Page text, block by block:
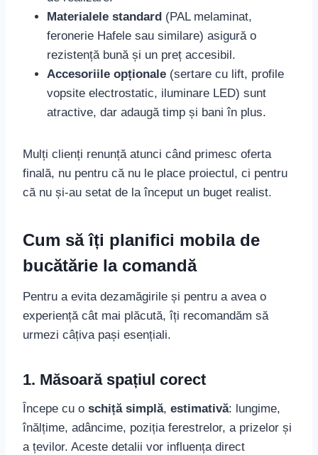
Materialele standard (PAL melaminat,
feronerie Hafele sau similare) asigură o
rezistență bună și un preț accesibil.
Accesoriile opționale (sertare cu lift, profile
vopsite electrostatic, iluminare LED) sunt
atractive, dar adaugă timp și bani în plus.
Mulți clienți renunță atunci când primesc oferta
finală, nu pentru că nu le place proiectul, ci pentru
că nu și-au setat de la început un buget realist.
Cum să îți planifici mobila de
bucătărie la comandă
Pentru a evita dezamăgirile și pentru a avea o
experiență cât mai plăcută, îți recomandăm să
urmezi câțiva pași esențiali.
1. Măsoară spațiul corect
Începe cu o schiță simplă, estimativă: lungime,
înălțime, adâncime, poziția ferestrelor, a prizelor și
a țevilor. Aceste detalii vor influența direct